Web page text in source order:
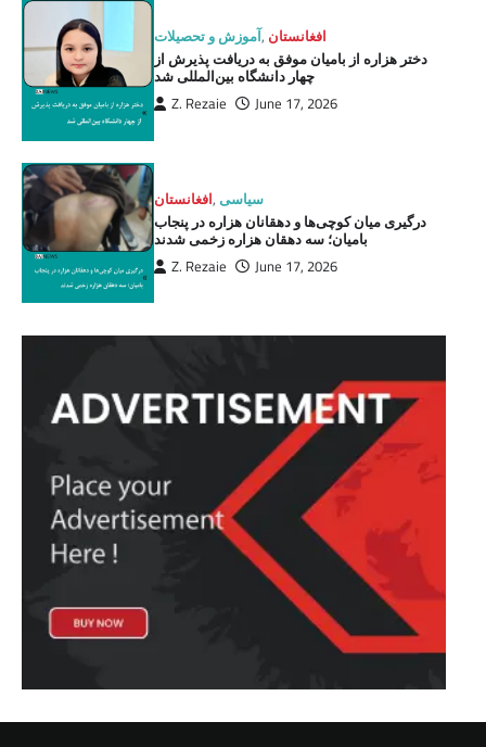
آموزش و تحصیلات, افغانستان
دختر هزاره از بامیان موفق به دریافت پذیرش از
چهار دانشگاه بین‌المللی شد
Z. Rezaie June 17, 2026
افغانستان,سیاسی
درگیری میان کوچی‌ها و دهقانان هزاره در پنجاب
بامیان؛ سه دهقان هزاره زخمی شدند
Z. Rezaie June 17, 2026